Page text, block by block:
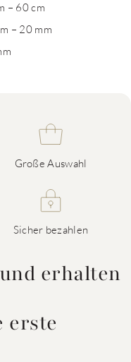
– 60 cm
– 20 mm
Große Auswahl
Sicher bezahlen
erhalten
erste